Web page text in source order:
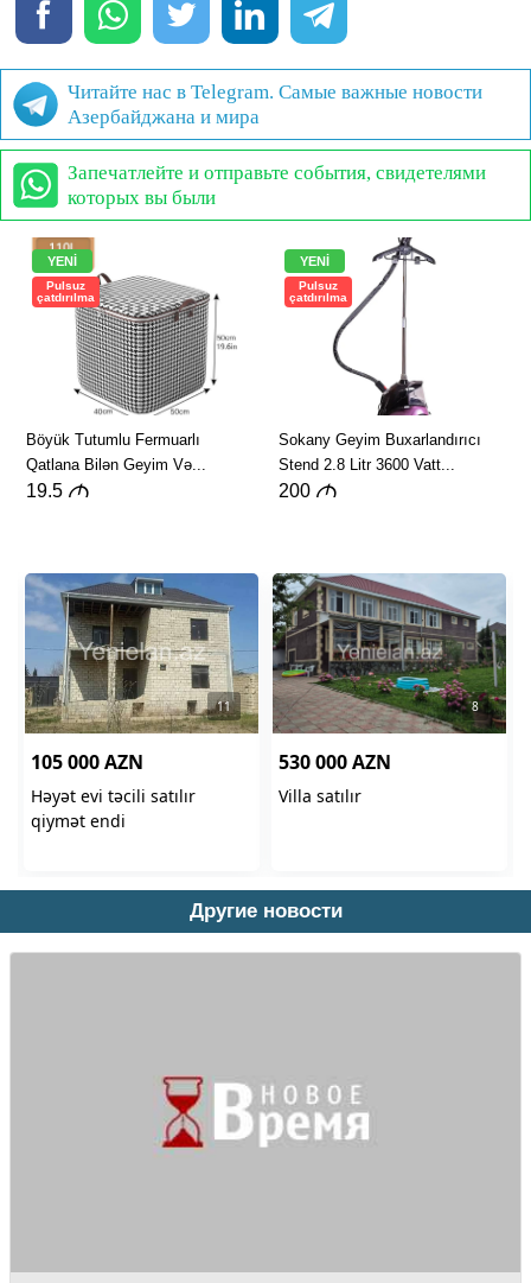
Читайте нас в Telegram. Самые важные новости
Азербайджана и мира
Запечатлейте и отправьте события, свидетелями
которых вы были
Другие новости